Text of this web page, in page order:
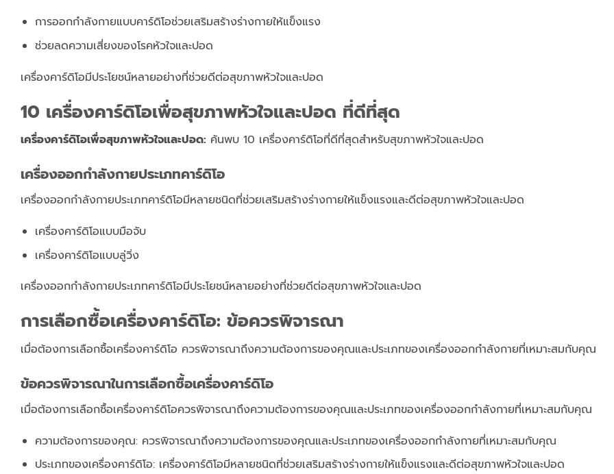
การออกกำลังกายแบบคาร์ดิโอช่วยเสริมสร้างร่างกายให้แข็งแรง
ช่วยลดความเสี่ยงของโรคหัวใจและปอด
เครื่องคาร์ดิโอมีประโยชน์หลายอย่างที่ช่วยดีต่อสุขภาพหัวใจและปอด
10 เครื่องคาร์ดิโอเพื่อสุขภาพหัวใจและปอด ที่ดีที่สุด
เครื่องคาร์ดิโอเพื่อสุขภาพหัวใจและปอด: ค้นพบ 10 เครื่องคาร์ดิโอที่ดีที่สุดสำหรับสุขภาพหัวใจและปอด
เครื่องออกกำลังกายประเภทคาร์ดิโอ
เครื่องออกกำลังกายประเภทคาร์ดิโอมีหลายชนิดที่ช่วยเสริมสร้างร่างกายให้แข็งแรงและดีต่อสุขภาพหัวใจและปอด
เครื่องคาร์ดิโอแบบมือจับ
เครื่องคาร์ดิโอแบบลู่วิ่ง
เครื่องออกกำลังกายประเภทคาร์ดิโอมีประโยชน์หลายอย่างที่ช่วยดีต่อสุขภาพหัวใจและปอด
การเลือกซื้อเครื่องคาร์ดิโอ: ข้อควรพิจารณา
เมื่อต้องการเลือกซื้อเครื่องคาร์ดิโอ ควรพิจารณาถึงความต้องการของคุณและประเภทของเครื่องออกกำลังกายที่เหมาะสมกับคุณ
ข้อควรพิจารณาในการเลือกซื้อเครื่องคาร์ดิโอ
เมื่อต้องการเลือกซื้อเครื่องคาร์ดิโอควรพิจารณาถึงความต้องการของคุณและประเภทของเครื่องออกกำลังกายที่เหมาะสมกับคุณ
ความต้องการของคุณ: ควรพิจารณาถึงความต้องการของคุณและประเภทของเครื่องออกกำลังกายที่เหมาะสมกับคุณ
ประเภทของเครื่องคาร์ดิโอ: เครื่องคาร์ดิโอมีหลายชนิดที่ช่วยเสริมสร้างร่างกายให้แข็งแรงและดีต่อสุขภาพหัวใจและปอด